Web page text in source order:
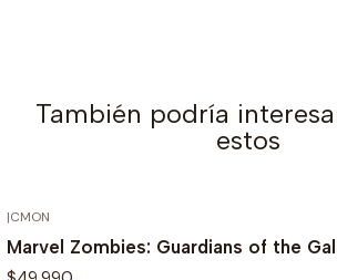
También podría
estos
|CMON
Marvel Zombies: Guardians of the